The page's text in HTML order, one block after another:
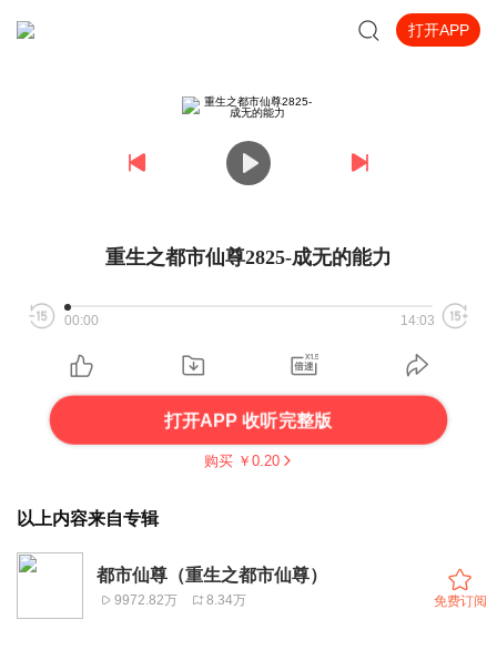
打开APP
重生之都市仙尊2825-成无的能力
00:00 14:03
打开APP 收听完整版
购买 ￥ 0.20
以上内容来自专辑
都市仙尊（重生之都市仙尊）
9972.82万 8.34万 免费订阅